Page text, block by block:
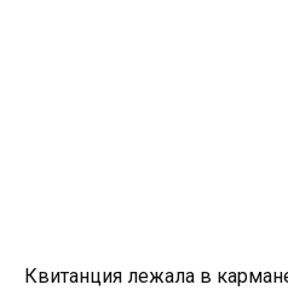
Квитанция лежала в